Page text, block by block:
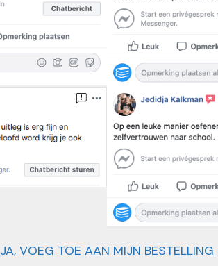
JA, VOEG TOE AAN MIJN BESTELLING